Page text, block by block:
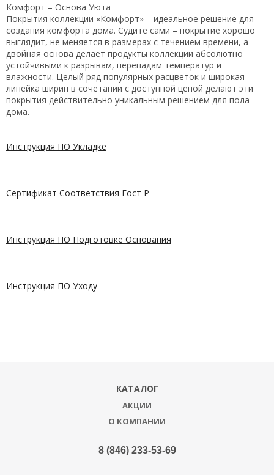
Комфорт – Основа Уюта
Покрытия коллекции «Комфорт» – идеальное решение для
создания комфорта дома. Судите сами – покрытие хорошо
выглядит, не меняется в размерах с течением времени, а
двойная основа делает продукты коллекции абсолютно
устойчивыми к разрывам, перепадам температур и
влажности. Целый ряд популярных расцветок и широкая
линейка ширин в сочетании с доступной ценой делают эти
покрытия действительно уникальным решением для пола
дома.
Инструкция ПО Укладке
Сертификат Соответствия Гост Р
Инструкция ПО Подготовке Основания
Инструкция ПО Уходу
КАТАЛОГ
АКЦИИ
О КОМПАНИИ
8 (846) 233-53-69